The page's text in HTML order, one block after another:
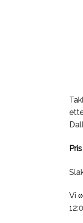
Vi